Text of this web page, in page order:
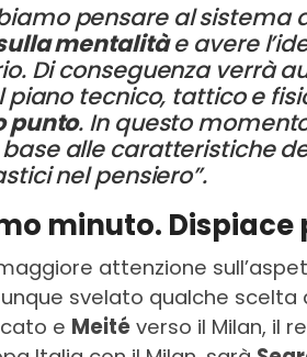
pensare al sistema
mentalitàe avere
Di conseguenza verrà
piano tecnico, tattico e
punto. In questo
alle caratteristiche
nel pensiero”.
minuto. Dispiace
attenzione
svelato qualche scelta
e Meité verso il Milan, il